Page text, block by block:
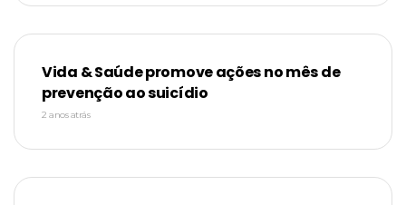
Vida & Saúde promove ações no mês de
prevenção ao suicídio
2 anos atrás